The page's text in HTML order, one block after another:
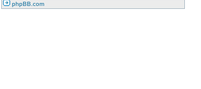
phpBB.com